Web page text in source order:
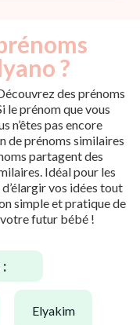
?
des prénoms
le prénom que vous
n’êtes pas encore
de prénoms similaires
partagent des
Idéal pour les
vos idées tout
simple et pratique de
futur bébé !
elyakim